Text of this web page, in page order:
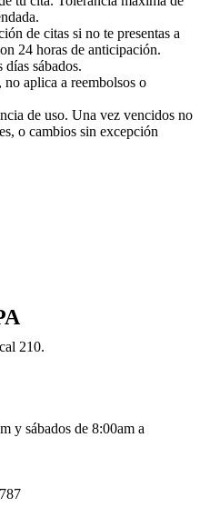
de citas si no te presentas a
24 horas de anticipación.
sábados.
aplica a reembolsos o
de uso. Una vez vencidos no
o cambios sin excepción
210.
y sábados de 8:00am a